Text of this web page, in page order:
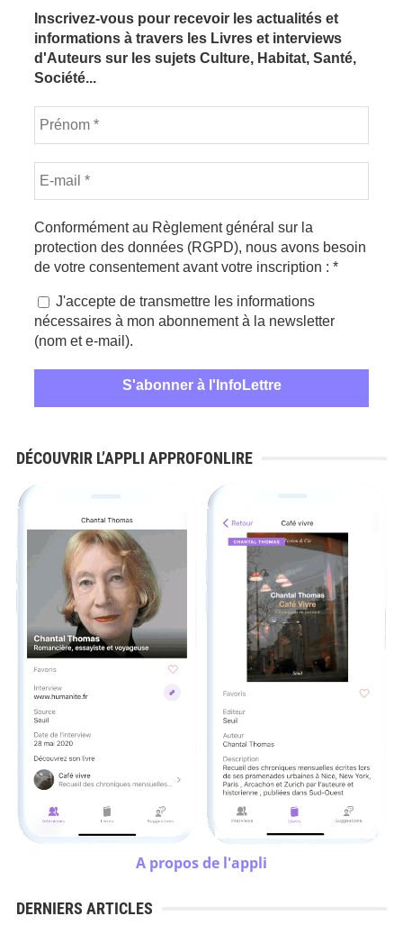
Inscrivez-vous pour recevoir les actualités et
informations à travers les Livres et interviews
d'Auteurs sur les sujets Culture, Habitat, Santé,
Société...
Conformément au Règlement général sur la
protection des données (RGPD), nous avons besoin
de votre consentement avant votre inscription : *
J'accepte de transmettre les informations
nécessaires à mon abonnement à la newsletter
(nom et e-mail).
DÉCOUVRIR L’APPLI APPROFONLIRE
A propos de l'appli
DERNIERS ARTICLES